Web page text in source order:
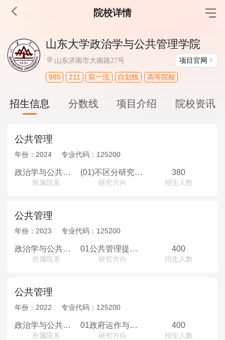
院校详情
MBA工商管理
院校库 考试报名 招生政策
报名流程
考试真题
报考经验 招生简章
MEM工程管理
考试真题
报考经验
院校库 考试报名 招生政策
报名流程
MPAcc会计专硕
院校库 考试报名 招生政策
报名流程
考试真题
报考经验 招生简章
MTA旅游管理
院校库 考试报名 招生政策
考试真题
报考经验 招生简章
山东大学政治学与公共管理学院
山东济南市大南路27号 项目官网
985 211 双一流 自划线 高等院校
招生信息 分数线 项目介绍 院校资讯
公共管理
年份： 2024 专业代码： 125200
政治学与公共管理学院
所属院系
(01)不区分研究方向
研究方向
380
招生人数
公共管理
年份： 2023 专业代码： 125200
政治学与公共管理学院
所属院系
01公共管理提前批；02公共管理普通批
研究方向
400
招生人数
公共管理
年份： 2022 专业代码： 125200
政治学与公共管理学院
所属院系
01政府运作与管理02公共政策与公共财政03区域发展与城市治理04社会保障与社会治理05风险治理与应急管理06卫生事业管理
研究方向
400
招生人数